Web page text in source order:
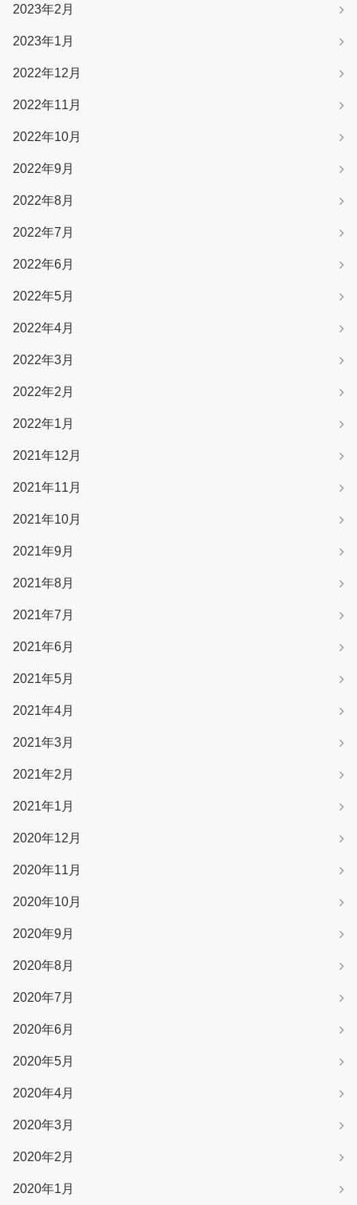
2023年2月
2023年1月
2022年12月
2022年11月
2022年10月
2022年9月
2022年8月
2022年7月
2022年6月
2022年5月
2022年4月
2022年3月
2022年2月
2022年1月
2021年12月
2021年11月
2021年10月
2021年9月
2021年8月
2021年7月
2021年6月
2021年5月
2021年4月
2021年3月
2021年2月
2021年1月
2020年12月
2020年11月
2020年10月
2020年9月
2020年8月
2020年7月
2020年6月
2020年5月
2020年4月
2020年3月
2020年2月
2020年1月